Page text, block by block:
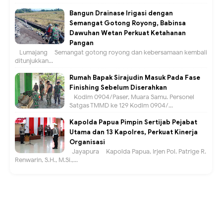
Bangun Drainase Irigasi dengan
Semangat Gotong Royong, Babinsa
Dawuhan Wetan Perkuat Ketahanan
Pangan
Lumajang – Semangat gotong royong dan kebersamaan kembali
ditunjukkan...
Rumah Bapak Sirajudin Masuk Pada Fase
Finishing Sebelum Diserahkan
Kodim 0904/Paser, Muara Samu. Personel
Satgas TMMD ke 129 Kodim 0904/...
Kapolda Papua Pimpin Sertijab Pejabat
Utama dan 13 Kapolres, Perkuat Kinerja
Organisasi
Jayapura – Kapolda Papua, Irjen Pol. Patrige R.
Renwarin, S.H., M.Si.,...